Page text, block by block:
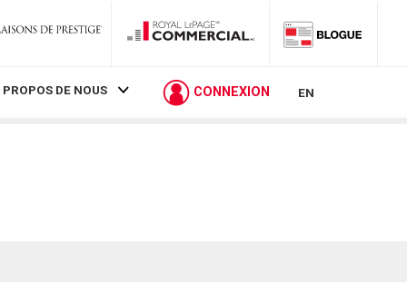
PROPOS DE NOUS CONNEXION EN